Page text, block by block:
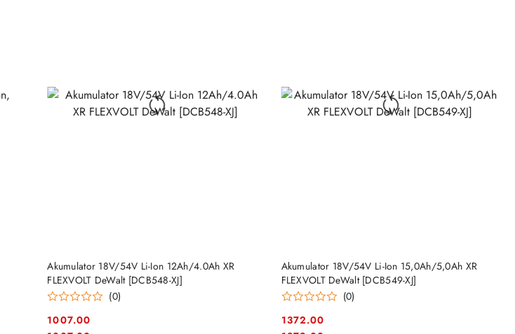
Akumulator 18V/54V Li-Ion 12Ah/4.0Ah XR
FLEXVOLT DeWalt [DCB548-XJ]
(0)
1007.00
DO KOSZYKA
Akumulator 18V/54V Li-Ion 15,0Ah/5,0Ah XR
FLEXVOLT DeWalt [DCB549-XJ]
(0)
1372.00
DO KOSZYKA